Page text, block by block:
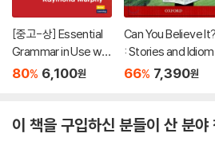
[중고-상] Essential
Grammar in Use wit
h Answers : A Self-
Elementary Learner
80% 6,100원
Can You Believe
: Stories and
from Real Life
66% 7,390원
이 책을 구입하신 분들이 산 분야